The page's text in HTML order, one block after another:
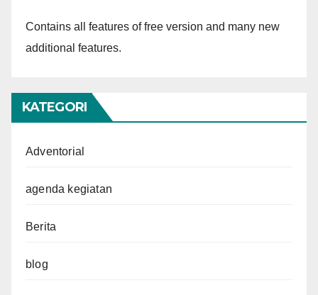
Contains all features of free version and many new
additional features.
KATEGORI
Adventorial
agenda kegiatan
Berita
blog